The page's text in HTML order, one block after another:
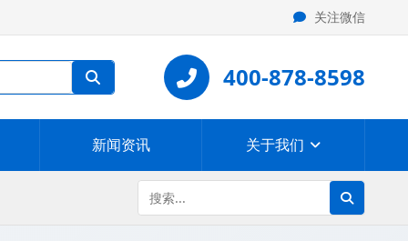
关注微信
400-878-8598
新闻资讯 关于我们